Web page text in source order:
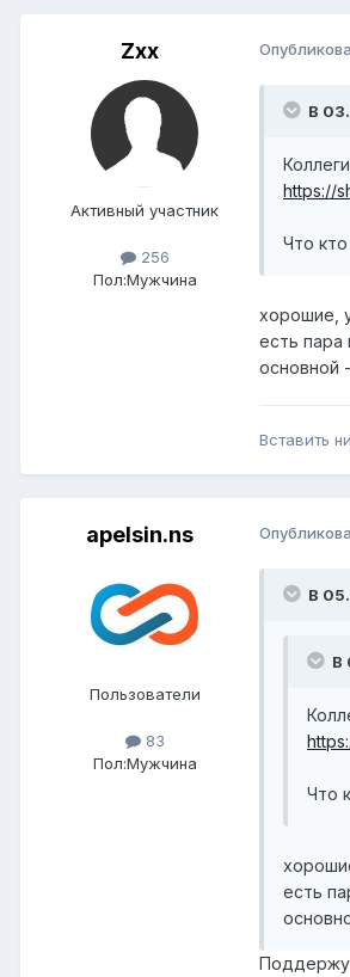
Zxx
Активный участник
256
Пол:Мужчина
В
https://
Что
хорошие,
есть пара
основной
Вставить
apelsin.ns
Пользователи
83
Пол:Мужчина
В
В
Что
есть